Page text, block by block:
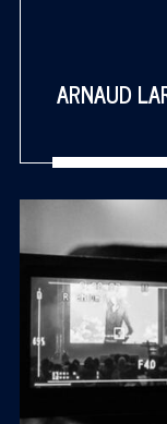
ARNAUD